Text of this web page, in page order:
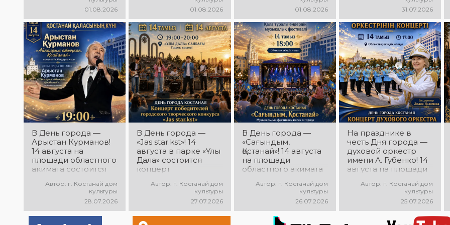
01.08.2026
01.08.2026
программа Азамата
Ибраева! Вас ждут
любимые песни,
яркое выступление,
мощная энергия и
праздничное
настроение!
01.08.2026
коллективов города
«Street Music»! Вас
ждут современная
музыка, яркие
выступления,
мощная энергия и
праздничное
настроение!
31.07.2026
В День города —
Арыстан Курманов!
14 августа на
площади областного
акимата состоится
программа
«Айналдым атыңнан,
Автор: г. Костанай дом
культуры
28.07.2026
В День города —
«Jas star.kst»! 14
августа в парке «Ұлы
Дала» состоится
концерт
городского
конкурса «Jas
star.kst»! Вас ждут
Автор: г. Костанай дом
культуры
27.07.2026
В День города —
«Сағындым,
Қостанай»! 14 августа
на площади
областного акимата
музыкальный
фестиваль песен о
городе «Сағындым,
Қостанай»! Вас ждут
Автор: г. Костанай дом
культуры
26.07.2026
На празднике в
честь Дня города —
духовой оркестр
имени А. Губенко! 14
августа на площади
состоится
концерт оркестра.
Главный дирижёр —
Автор: г. Костанай дом
культуры
25.07.2026